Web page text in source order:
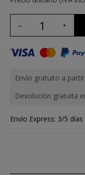
Envío gratuito a
Devolución gratuita
Envío Express: 3/5